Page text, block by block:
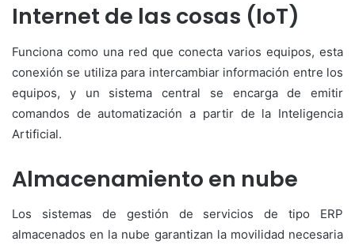
Internet de las cosas (IoT)
Funciona como una red que conecta varios equipos, esta
conexión se utiliza para intercambiar información entre los
equipos, y un sistema central se encarga de emitir
comandos de automatización a partir de la Inteligencia
Artificial.
Almacenamiento en nube
Los sistemas de gestión de servicios de tipo ERP
almacenados en la nube garantizan la movilidad necesaria